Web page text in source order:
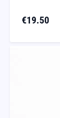
€19.50